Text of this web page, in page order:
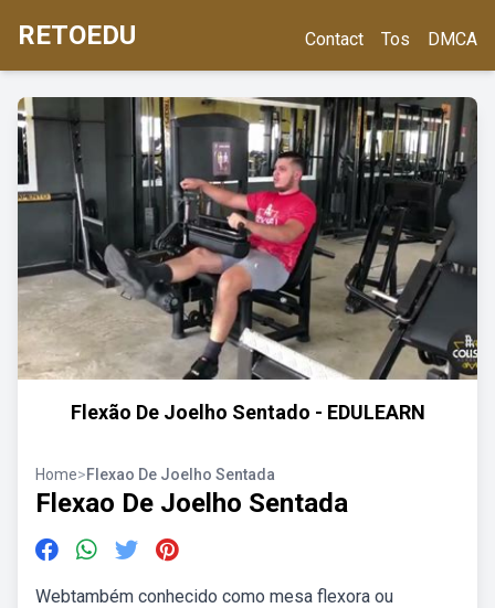
RETOEDU Contact Tos DMCA
Flexão De Joelho Sentado - EDULEARN
Home>Flexao De Joelho Sentada
Flexao De Joelho Sentada
Webtambém conhecido como mesa flexora ou